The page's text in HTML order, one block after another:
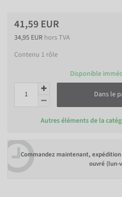
41,59 EUR
34,95 EUR hors TVA
Contenu 1 rôle
Disponible
Dans le
Autres éléments de la
Commandez maintenant,
ouvré (lun-